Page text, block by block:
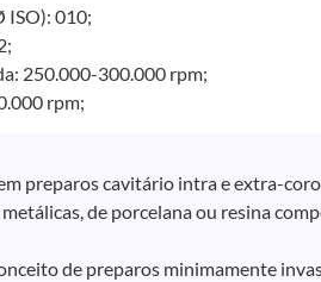
ISO): 010;
250.000-300.000 rpm;
rpm;
preparos cavitário intra e extra-
de porcelana ou resina
de preparos minimamente